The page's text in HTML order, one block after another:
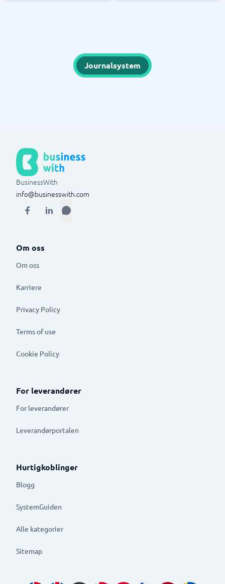
Journalsystem
BusinessWith
info@businesswith.com
Om oss
Om oss
Karriere
Privacy Policy
Terms of use
Cookie Policy
For leverandører
For leverandører
Leverandørportalen
Hurtigkoblinger
Blogg
SystemGuiden
Alle kategorier
Sitemap